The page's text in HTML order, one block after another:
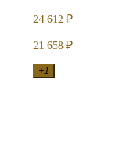
24 612 ₽
21 658 ₽
+1